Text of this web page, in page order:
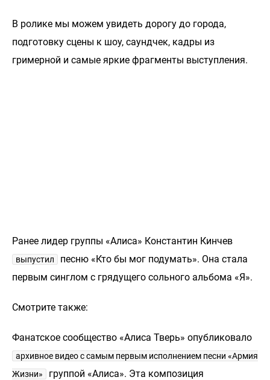
В ролике мы можем увидеть дорогу до города,
подготовку сцены к шоу, саундчек, кадры из
гримерной и самые яркие фрагменты выступления.
Ранее лидер группы «Алиса» Константин Кинчев
выпустил
песню «Кто бы мог подумать». Она стала
первым синглом с грядущего сольного альбома «Я».
Смотрите также:
Фанатское сообщество «Алиса Тверь» опубликовало
архивное видео с самым первым исполнением песни «Армия
Жизни»
группой «Алиса». Эта композиция